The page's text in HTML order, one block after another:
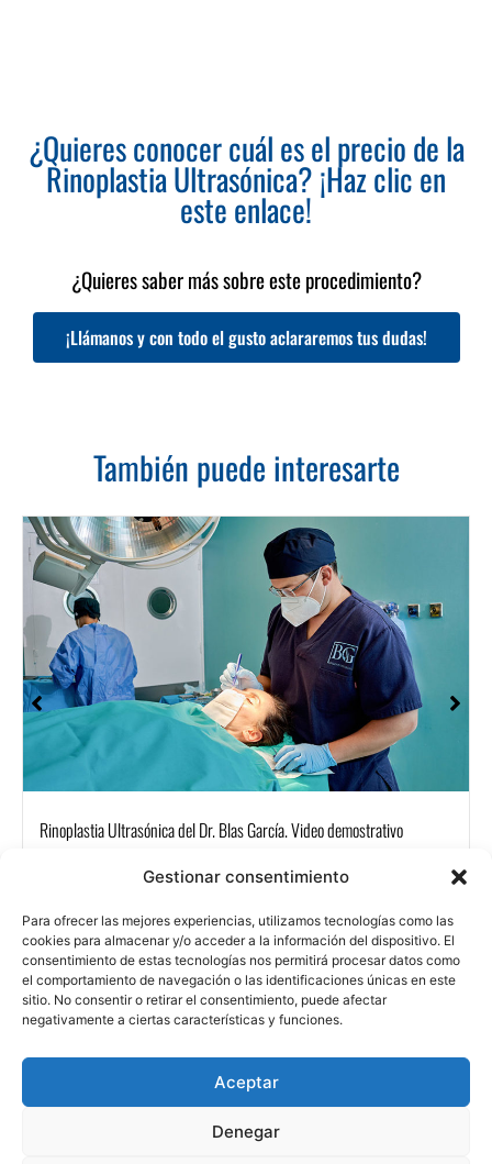
Gestionar consentimiento
Para ofrecer las mejores experiencias, utilizamos tecnologías como las
cookies para almacenar y/o acceder a la información del dispositivo. El
consentimiento de estas tecnologías nos permitirá procesar datos como
el comportamiento de navegación o las identificaciones únicas en este
sitio. No consentir o retirar el consentimiento, puede afectar
negativamente a ciertas características y funciones.
Aceptar
Denegar
¿Quieres conocer cuál es el precio de la
Rinoplastia Ultrasónica? ¡Haz clic en
este enlace!
¿Quieres saber más sobre este procedimiento?
¡Llámanos y con todo el gusto aclararemos tus dudas!
También puede interesarte
Rinoplastia Ultrasónica del Dr. Blas García. Video demostrativo
Aviso legal Política de privacidad Política de cookies
Contacto